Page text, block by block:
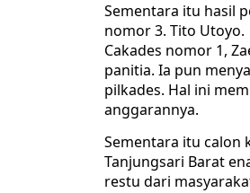
Sementara itu hasil
nomor 3. Tito Utoyo.
Cakades nomor 1,
panitia. Ia pun
pilkades. Hal ini
anggarannya.
Sementara itu calon
Tanjungsari Barat
restu dari